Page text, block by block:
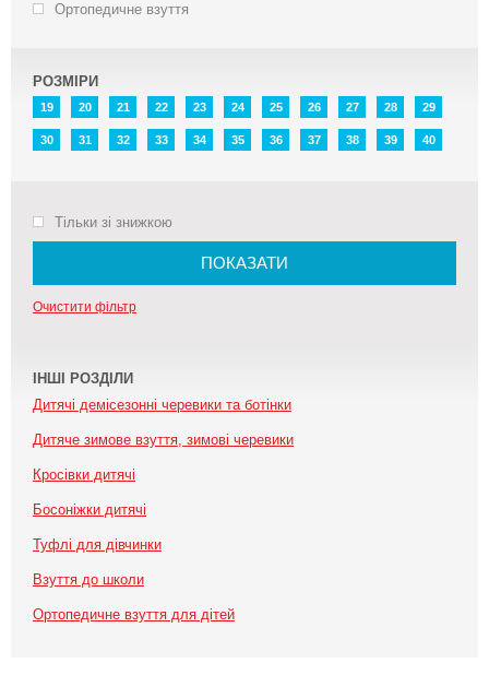
Ортопедичне взуття
РОЗМІРИ
19 20 21 22 23 24 25 26 27 28 29
30 31 32 33 34 35 36 37 38 39 40
Тільки зі знижкою
ПОКАЗАТИ
Очистити фільтр
ІНШІ РОЗДІЛИ
Дитячі демісезонні черевики та ботінки
Дитяче зимове взуття, зимові черевики
Кросівки дитячі
Босоніжки дитячі
Туфлі для дівчинки
Взуття до школи
Ортопедичне взуття для дітей